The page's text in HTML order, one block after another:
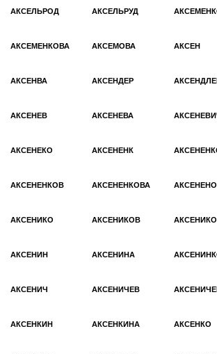
АКСЕЛЬРОД АКСЕЛЬРУД
АКСЕМЕНКОВА АКСЕМОВА АКСЕН
АКСЕНВА АКСЕНДЕР
АКСЕНЕВ АКСЕНЕВА
АКСЕНЕКО АКСЕНЕНК
АКСЕНЕНКОВ АКСЕНЕНКОВА
АКСЕНИКО АКСЕНИКОВ
АКСЕНИН АКСЕНИНА
АКСЕНИЧ АКСЕНИЧЕВ
АКСЕНКИН АКСЕНКИНА АКСЕНКО